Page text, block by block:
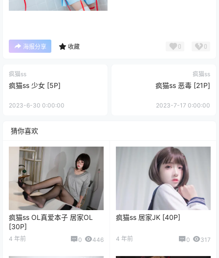
海报分享 收藏 0 0
疯猫ss
疯猫ss 少女 [5P]
2023-6-30 0:00:00
疯猫ss
疯猫ss 恶毒 [21P]
2023-7-17 0:00:00
猜你喜欢
疯猫ss OL真爱本子 居家OL
[30P]
4 年前 0 446
疯猫ss 居家JK [40P]
4 年前 0 317